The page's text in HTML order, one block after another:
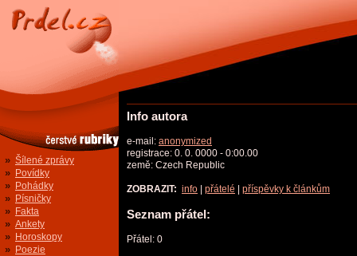
» Šílené zprávy
» Povídky
» Pohádky
» Písničky
» Fakta
» Ankety
» Horoskopy
» Poezie
Info autora
e-mail: anonymized
registrace: 0. 0. 0000 - 0:00.00
země: Czech Republic
ZOBRAZIT: info přátelé příspěvky k článkům
Seznam přátel:
Přátel: 0